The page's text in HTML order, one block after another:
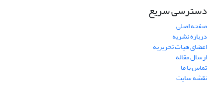
دسترسی سریع
صفحه اصلی
درباره نشریه
اعضای هیات تحریریه
ارسال مقاله
تماس با ما
نقشه سایت